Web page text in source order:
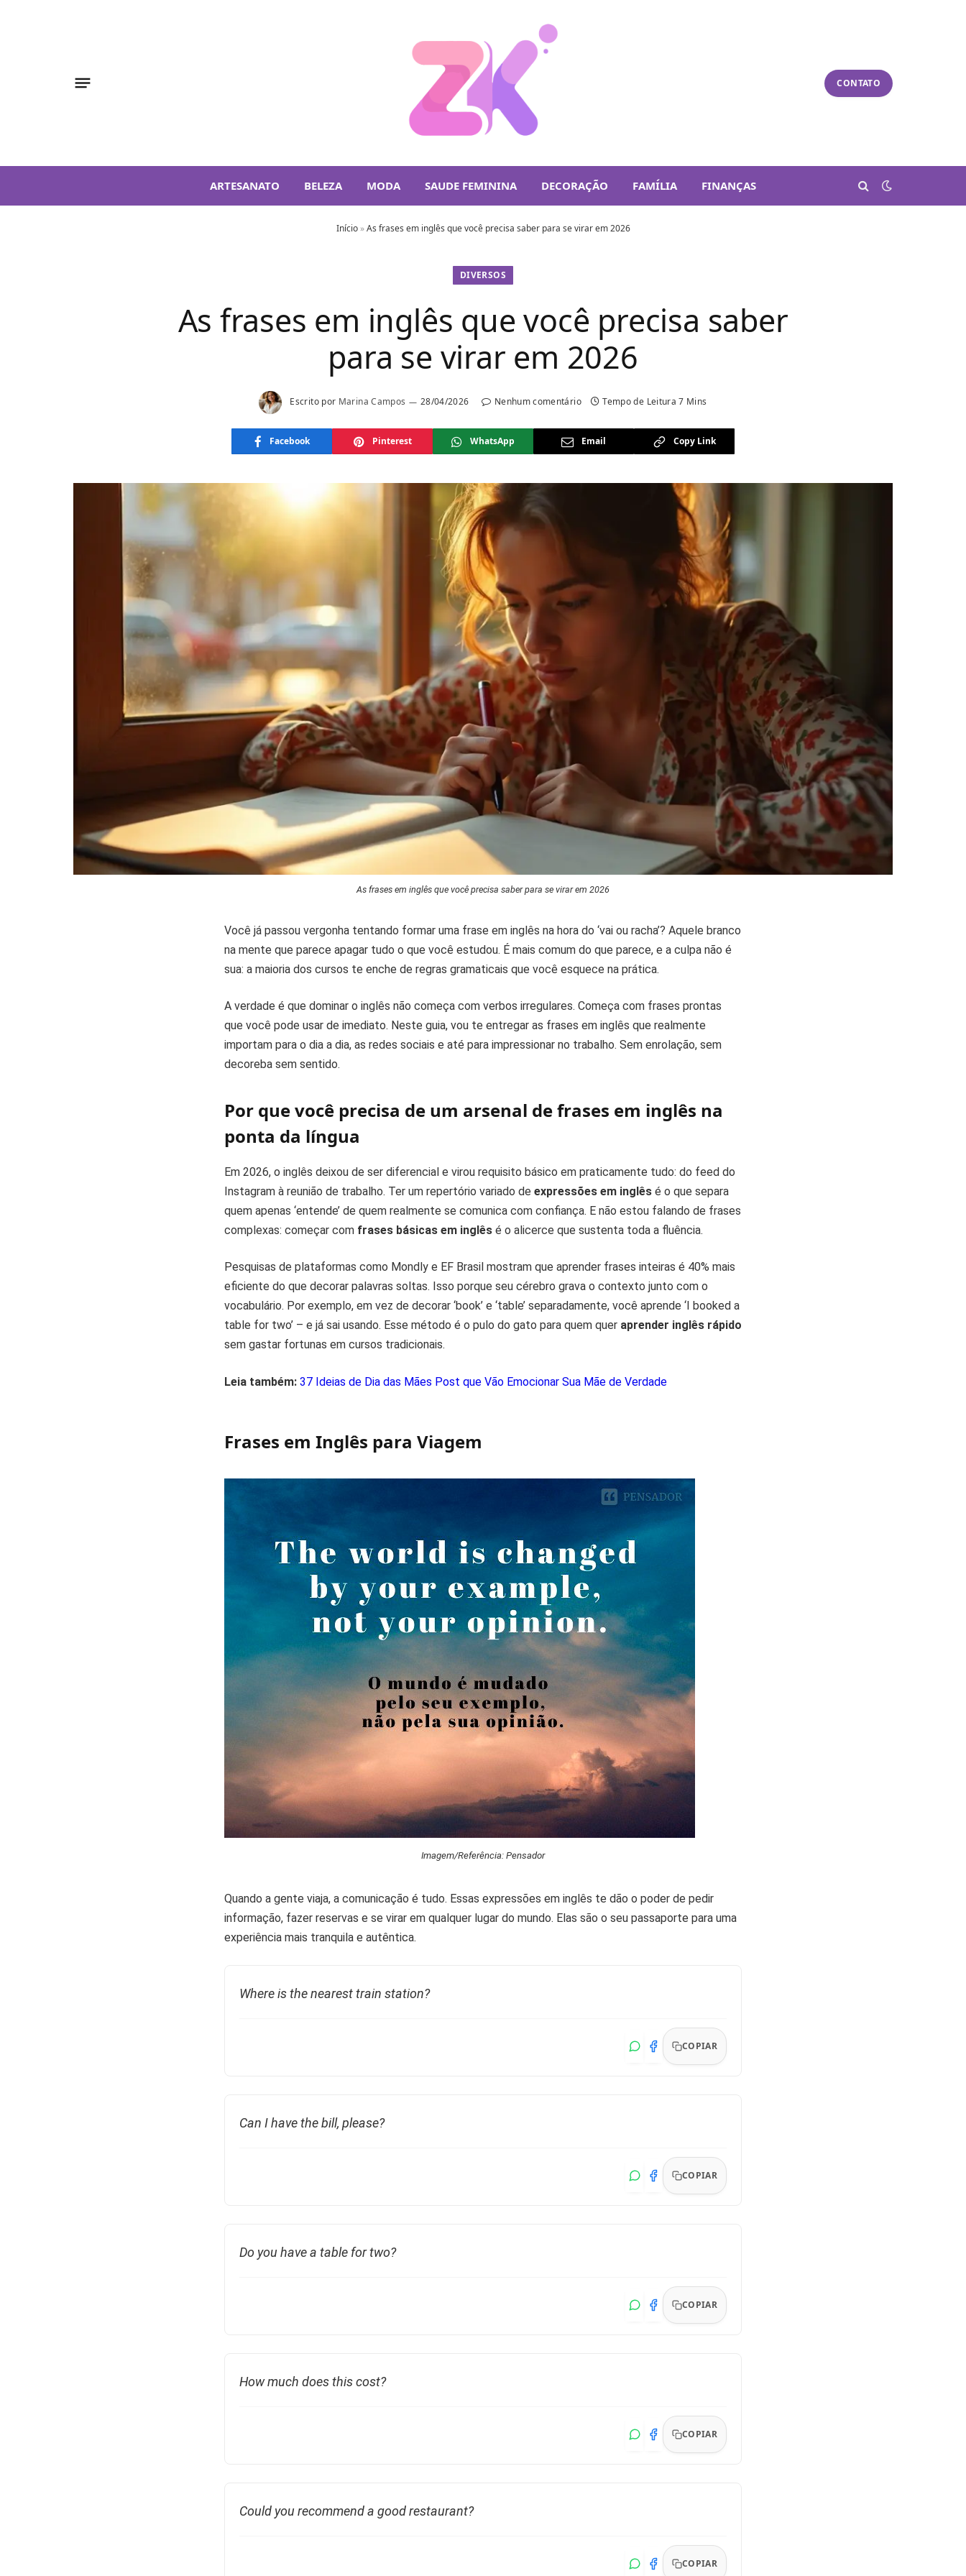
CONTATO
ARTESANATO BELEZA MODA SAUDE FEMININA DECORAÇÃO FAMÍLIA FINANÇAS
Início»As frases em inglês que você precisa saber para se virar em 2026
DIVERSOS
As frases em inglês que você precisa saber
para se virar em 2026
Escrito por Marina Campos 28/04/2026 Nenhum comentário Tempo de Leitura 7 Mins
Facebook Pinterest WhatsApp Email Copy Link
As frases em inglês que você precisa saber para se virar em 2026
Você já passou vergonha tentando formar uma frase em inglês na hora do ‘vai ou racha’? Aquele branco
na mente que parece apagar tudo o que você estudou. É mais comum do que parece, e a culpa não é
sua: a maioria dos cursos te enche de regras gramaticais que você esquece na prática.
A verdade é que dominar o inglês não começa com verbos irregulares. Começa com frases prontas
que você pode usar de imediato. Neste guia, vou te entregar as frases em inglês que realmente
importam para o dia a dia, as redes sociais e até para impressionar no trabalho. Sem enrolação, sem
decoreba sem sentido.
Por que você precisa de um arsenal de frases em inglês na
ponta da língua
Em 2026, o inglês deixou de ser diferencial e virou requisito básico em praticamente tudo: do feed do
Instagram à reunião de trabalho. Ter um repertório variado de expressões em inglês é o que separa
quem apenas ‘entende’ de quem realmente se comunica com confiança. E não estou falando de frases
complexas: começar com frases básicas em inglês é o alicerce que sustenta toda a fluência.
Pesquisas de plataformas como Mondly e EF Brasil mostram que aprender frases inteiras é 40% mais
eficiente do que decorar palavras soltas. Isso porque seu cérebro grava o contexto junto com o
vocabulário. Por exemplo, em vez de decorar ‘book’ e ‘table’ separadamente, você aprende ‘I booked a
table for two’ – e já sai usando. Esse método é o pulo do gato para quem quer aprender inglês rápido
sem gastar fortunas em cursos tradicionais.
Leia também: 37 Ideias de Dia das Mães Post que Vão Emocionar Sua Mãe de Verdade
Frases em Inglês para Viagem
Imagem/Referência: Pensador
Quando a gente viaja, a comunicação é tudo. Essas expressões em inglês te dão o poder de pedir
informação, fazer reservas e se virar em qualquer lugar do mundo. Elas são o seu passaporte para uma
experiência mais tranquila e autêntica.
Where is the nearest train station?
COPIAR
Can I have the bill, please?
COPIAR
Do you have a table for two?
COPIAR
How much does this cost?
COPIAR
Could you recommend a good restaurant?
COPIAR